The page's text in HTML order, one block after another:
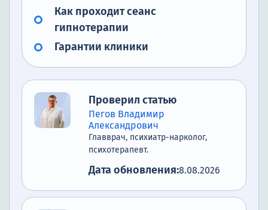
Как проходит сеанс
гипнотерапии
Гарантии клиники
Проверил статью
Пегов Владимир
Александрович
Главврач, психиатр-нарколог,
психотерапевт.
Дата обновления:8.08.2026